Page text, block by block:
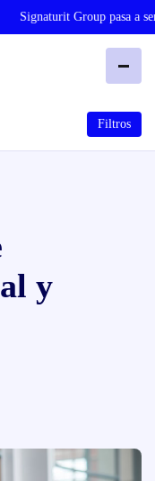
Signaturit Group pasa a ser
Filtros
y